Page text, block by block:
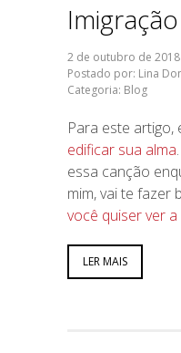
Imigração
2 de outubro de 2018
Postado por: Lina
Categoria: Blog
Para este artigo,
edificar sua alma
essa canção
mim, vai te fazer
você quiser ver
LER MAIS